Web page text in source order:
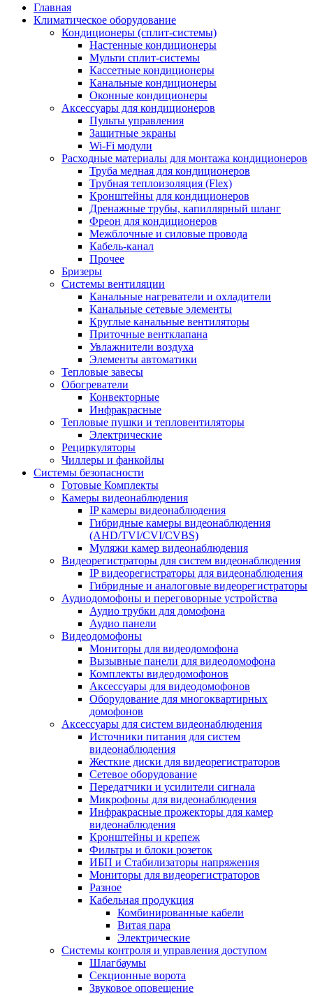
Главная
Климатическое оборудование
Кондиционеры (сплит-системы)
Настенные кондиционеры
Мульти сплит-системы
Кассетные кондиционеры
Канальные кондиционеры
Оконные кондиционеры
Аксессуары для кондиционеров
Пульты управления
Защитные экраны
Wi-Fi модули
Расходные материалы для монтажа кондиционеров
Труба медная для кондиционеров
Трубная теплоизоляция (Flex)
Кронштейны для кондиционеров
Дренажные трубы, капиллярный шланг
Фреон для кондиционеров
Межблочные и силовые провода
Кабель-канал
Прочее
Бризеры
Системы вентиляции
Канальные нагреватели и охладители
Канальные сетевые элементы
Круглые канальные вентиляторы
Приточные вентклапана
Увлажнители воздуха
Элементы автоматики
Тепловые завесы
Обогреватели
Конвекторные
Инфракрасные
Тепловые пушки и тепловентиляторы
Электрические
Рециркуляторы
Чиллеры и фанкойлы
Системы безопасности
Готовые Комплекты
Камеры видеонаблюдения
IP камеры видеонаблюдения
Гибридные камеры видеонаблюдения
(AHD/TVI/CVI/CVBS)
Муляжи камер видеонаблюдения
Видеорегистраторы для систем видеонаблюдения
IP видеорегистраторы для видеонаблюдения
Гибридные и аналоговые видеорегистраторы
Аудиодомофоны и переговорные устройства
Аудио трубки для домофона
Аудио панели
Видеодомофоны
Мониторы для видеодомофона
Вызывные панели для видеодомофона
Комплекты видеодомофонов
Аксессуары для видеодомофонов
Оборудование для многоквартирных
домофонов
Аксессуары для систем видеонаблюдения
Источники питания для систем
видеонаблюдения
Жесткие диски для видеорегистраторов
Сетевое оборудование
Передатчики и усилители сигнала
Микрофоны для видеонаблюдения
Инфракрасные прожекторы для камер
видеонаблюдения
Кронштейны и крепеж
Фильтры и блоки розеток
ИБП и Стабилизаторы напряжения
Мониторы для видеорегистраторов
Разное
Кабельная продукция
Комбинированные кабели
Витая пара
Электрические
Системы контроля и управления доступом
Шлагбаумы
Секционные ворота
Звуковое оповещение